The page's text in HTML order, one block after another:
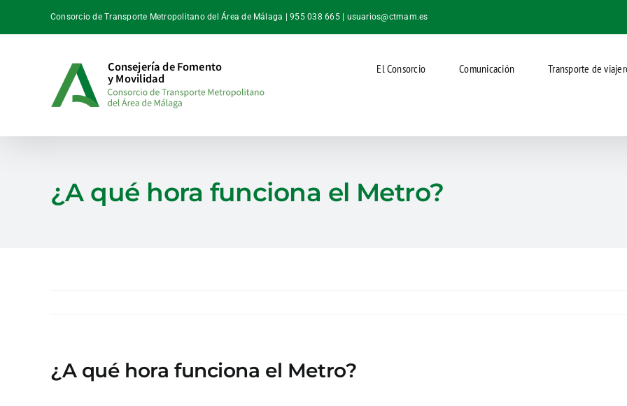
Consorcio de Transporte Metropolitano del Área de Málaga | 955 038 665 | usuarios@ctmam.es
El Consorcio Comunicación Transporte de
¿A qué hora funciona el Metro?
¿A qué hora funciona el Metro?